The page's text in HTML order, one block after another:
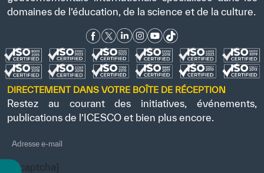
domaines de l’éducation, de la science et de la culture.
DIRECTEMENT DANS VOTRE BOÎTE DE RÉCEPTION
Restez au courant des initiatives, événements,
publications de l’ICESCO et bien plus encore.
[recaptcha]